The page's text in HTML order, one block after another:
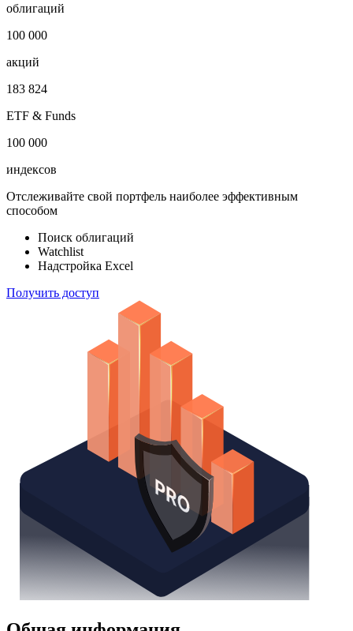
облигаций
100 000
акций
183 824
ETF & Funds
100 000
индексов
Отслеживайте свой портфель наиболее эффективным
способом
Поиск облигаций
Watchlist
Надстройка Excel
Получить доступ